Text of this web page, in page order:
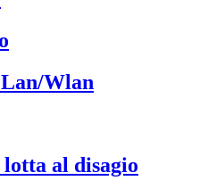
Wlan
lotta al disagio